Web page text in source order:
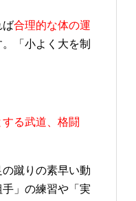
ば合理的な体の運
「小よく大を制
る武道、格闘
蹴りの素早い動
」の練習や「実